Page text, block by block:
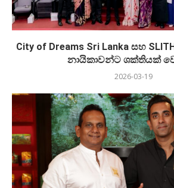
City of Dreams Sri Lanka සහ
නායිකාවන්ට ශක්තියක්
2026-03-19